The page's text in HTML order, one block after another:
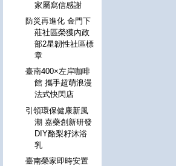
家屬寫信感謝
防災再進化 金門下
莊社區榮獲內政
部2星韌性社區標
章
臺南400×左岸咖啡
館 攜手超萌浪漫
法式快閃店
引領環保健康新風
潮 嘉藥創新研發
DIY酪梨籽沐浴
乳
臺南榮家即時安置